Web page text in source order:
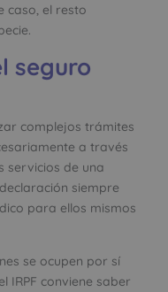
caso, el resto
seguro
complejos trámites
a través
servicios de una
siempre
para ellos mismos
se ocupen por sí
IRPF conviene saber